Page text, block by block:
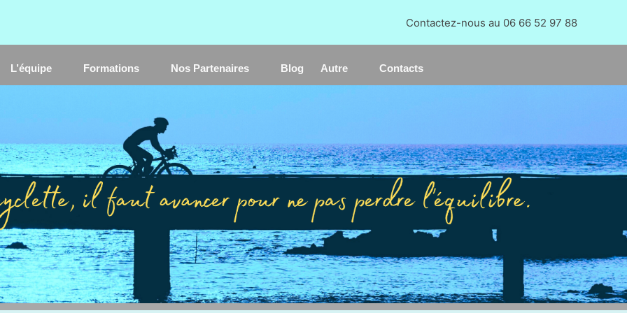
Contactez-nous au 06 66 52 97 88
L’équipe Formations Nos Partenaires Blog Autre Contacts